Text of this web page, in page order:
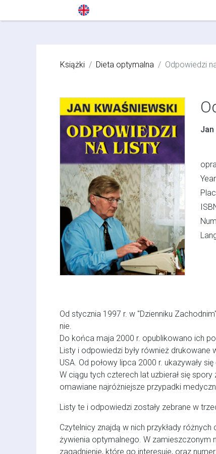
Książki Dieta optymalna Odpowiedzi
Jan
Od stycznia 1997 r. w "Dzienniku
nie.
Do końca maja 2000 r. opublikowano ich
Listy i odpowiedzi były również drukowane
USA. Od połowy lipca 2000 r. ukazywały
W ciągu tych czterech lat uzbierał się
omawiane najróżniejsze przypadki
Listy te i odpowiedzi zostały zebrane w
Czytelnicy znajdą w nich przykłady
żywienia optymalnego. W zamieszczonym
zagadnienie, które go interesuje, oraz